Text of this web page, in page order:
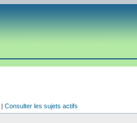
| Consulter les sujets actifs